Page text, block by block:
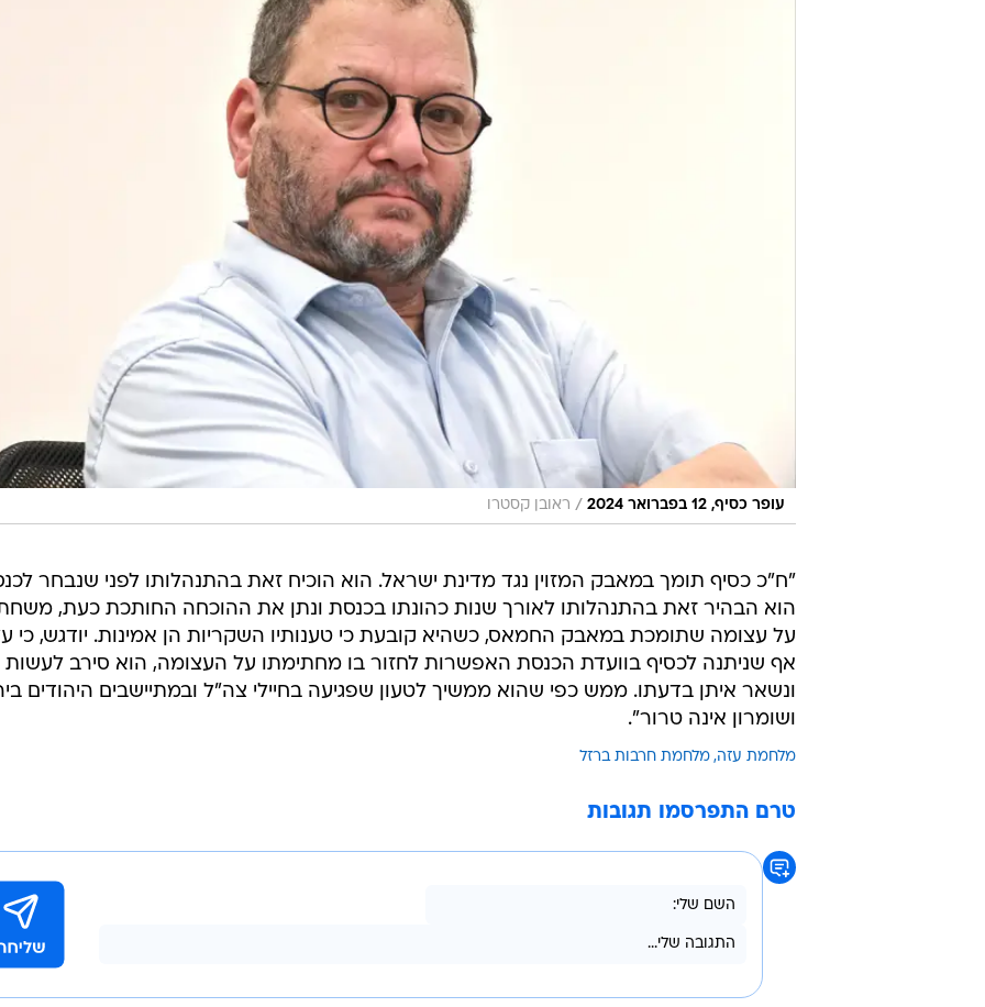
עופר כסיף, 12 בפברואר 2024 / ראובן קסטרו
"ח"כ כסיף תומך במאבק המזוין נגד מדינת ישראל. הוא הוכיח זאת בהתנהלותו לפני שנבחר
הוא הבהיר זאת בהתנהלותו לאורך שנות כהונתו בכנסת ונתן את ההוכחה החותכת כעת,
על עצומה שתומכת במאבק החמאס, כשהיא קובעת כי טענותיו השקריות הן אמינות. יודגש, כי
אף שניתנה לכסיף בוועדת הכנסת האפשרות לחזור בו מחתימתו על העצומה, הוא סירב
ונשאר איתן בדעתו. ממש כפי שהוא ממשיך לטעון שפגיעה בחיילי צה"ל ובמתיישבים היהודים
ושומרון אינה טרור".
מלחמת עזה מלחמת חרבות ברזל
טרם התפרסמו תגובות